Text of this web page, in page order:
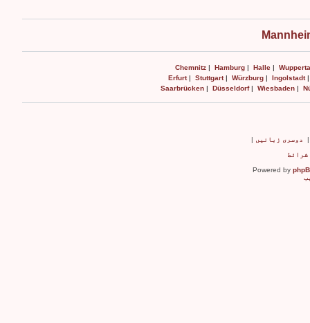
Chemnitz | Hamburg | Halle |
Erfurt| Stuttgart| Würzburg| Ingolstadt
Saarbrücken | Düsseldorf| Wiesbaden |
دوسری زبانیں |
شرائط
Powered by